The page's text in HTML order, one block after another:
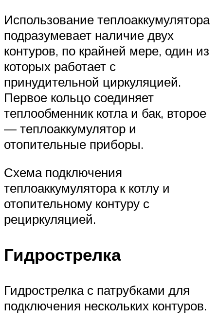
Использование теплоаккумулятора
подразумевает наличие двух
контуров, по крайней мере, один из
которых работает с
принудительной циркуляцией.
Первое кольцо соединяет
теплообменник котла и бак, второе
— теплоаккумулятор и
отопительные приборы.
Схема подключения
теплоаккумулятора к котлу и
отопительному контуру с
рециркуляцией.
Гидрострелка
Гидрострелка с патрубками для
подключения нескольких контуров.